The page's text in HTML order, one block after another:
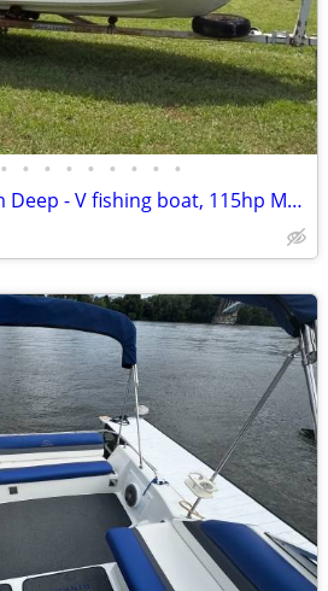
• • • • • • • • •
18’ Blue Fin Aluminum Deep - V fishing boat, 115hp Mercury outboard, t